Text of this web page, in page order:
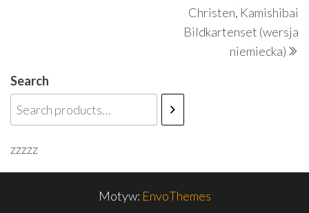
Christen, Kamishibai
Bildkartenset (wersja
niemiecka)
Search
zzzzz
Motyw: EnvoThemes